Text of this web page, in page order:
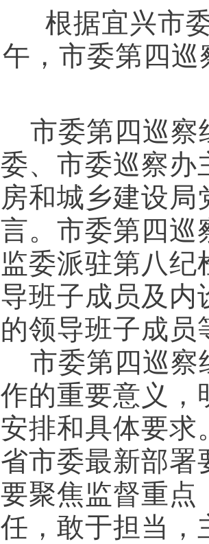
根据宜兴市
午，市委第四
市委第四巡察
委、市委巡察办
房和城乡建设
言。市委第四巡
监委派驻第八
导班子成员及内
的领导班子成员
市委第四巡察
作的重要意义，
安排和具体要求
省市委最新部署
要聚焦监督重点
任，敢于担当，